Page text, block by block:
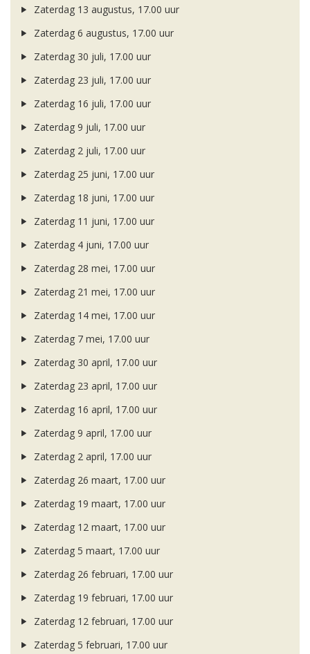
Zaterdag 13 augustus, 17.00 uur
Zaterdag 6 augustus, 17.00 uur
Zaterdag 30 juli, 17.00 uur
Zaterdag 23 juli, 17.00 uur
Zaterdag 16 juli, 17.00 uur
Zaterdag 9 juli, 17.00 uur
Zaterdag 2 juli, 17.00 uur
Zaterdag 25 juni, 17.00 uur
Zaterdag 18 juni, 17.00 uur
Zaterdag 11 juni, 17.00 uur
Zaterdag 4 juni, 17.00 uur
Zaterdag 28 mei, 17.00 uur
Zaterdag 21 mei, 17.00 uur
Zaterdag 14 mei, 17.00 uur
Zaterdag 7 mei, 17.00 uur
Zaterdag 30 april, 17.00 uur
Zaterdag 23 april, 17.00 uur
Zaterdag 16 april, 17.00 uur
Zaterdag 9 april, 17.00 uur
Zaterdag 2 april, 17.00 uur
Zaterdag 26 maart, 17.00 uur
Zaterdag 19 maart, 17.00 uur
Zaterdag 12 maart, 17.00 uur
Zaterdag 5 maart, 17.00 uur
Zaterdag 26 februari, 17.00 uur
Zaterdag 19 februari, 17.00 uur
Zaterdag 12 februari, 17.00 uur
Zaterdag 5 februari, 17.00 uur